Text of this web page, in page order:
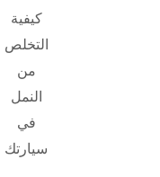
كيفية
التخلص
من
النمل
في
سيارتك